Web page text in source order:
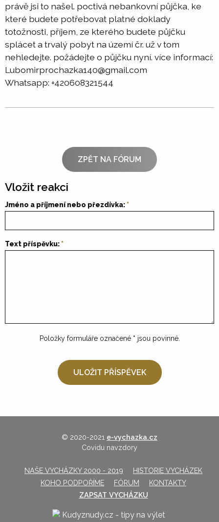
právě jsi to našel. poctivá nebankovní půjčka, ke
které budete potřebovat platné doklady
totožnosti, příjem, ze kterého budete půjčku
splácet a trvalý pobyt na území čr. už v tom
nehledejte. požádejte o půjčku nyní. více informací:
Lubomirprochazka140@gmail.com
Whatsapp: +420608321544
ZPĚT NA FÓRUM
Vložit reakci
Jméno a příjmení nebo přezdívka:
Text příspěvku:
Položky formuláře označené * jsou povinné.
© 2020-2021 e-vychazka.cz
Covidu navzdory
NAŠE VYCHÁZKY 2000 - 2019
HISTORIE VYCHÁZEK
KOHO PODPOŘÍME
FÓRUM
KONTAKTY
ZAPSAT VYCHÁZKU